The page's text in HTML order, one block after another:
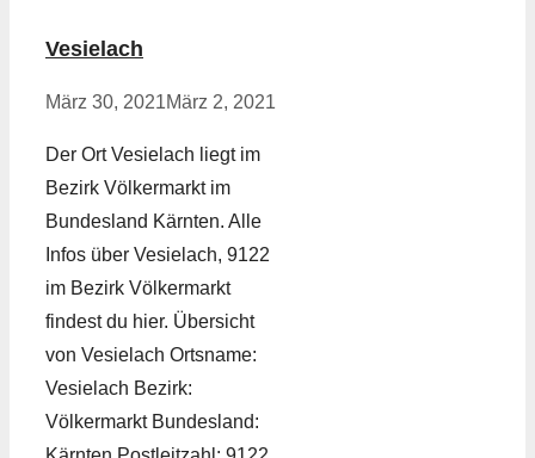
Vesielach
März 30, 2021März 2, 2021
Der Ort Vesielach liegt im
Bezirk Völkermarkt im
Bundesland Kärnten. Alle
Infos über Vesielach, 9122
im Bezirk Völkermarkt
findest du hier. Übersicht
von Vesielach Ortsname:
Vesielach Bezirk:
Völkermarkt Bundesland: